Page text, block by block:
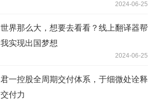
2024-06-25
世界那么大，想要去看看？线上翻译器帮
我实现出国梦想
2024-06-25
君一控股全周期交付体系，于细微处诠释
交付力